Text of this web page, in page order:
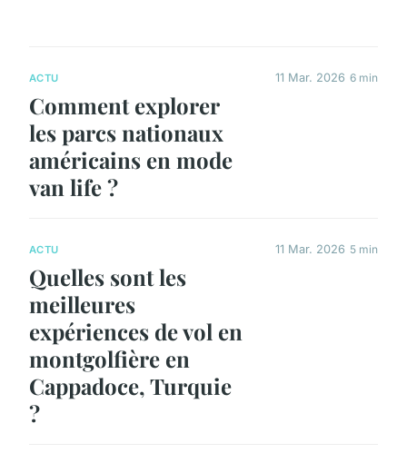
ACTU
Comment explorer
les parcs nationaux
américains en mode
van life ?
11 Mar. 2026 6 min
ACTU
Quelles sont les
meilleures
expériences de vol en
montgolfière en
Cappadoce, Turquie
?
11 Mar. 2026 5 min